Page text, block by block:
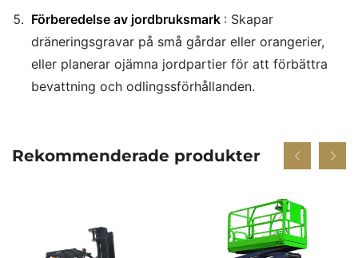
Förberedelse av jordbruksmark : Skapar
dräneringsgravar på små gårdar eller orangerier,
eller planerar ojämna jordpartier för att förbättra
bevattning och odlingssförhållanden.
Rekommenderade produkter